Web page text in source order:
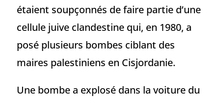
étaient soupçonnés de faire partie d’une
cellule juive clandestine qui, en 1980, a
posé plusieurs bombes ciblant des
maires palestiniens en Cisjordanie.
Une bombe a explosé dans la voiture du